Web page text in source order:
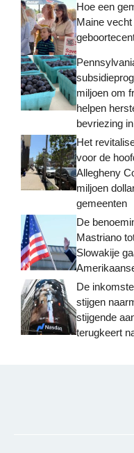
Hoe een
Maine
miljoen om
helpen
bevriezing
Het
voor de
Allegheny
miljoen
gemeenten
De
Mastriano
Slowakije
De
stijgen
stijgende
terugkeert